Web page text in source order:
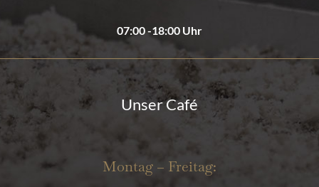
07:00 -18:00 Uhr
Unser Café
Montag – Freitag: